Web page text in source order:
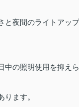
と夜間のライトアップ
中の照明使用を抑えら
ます。